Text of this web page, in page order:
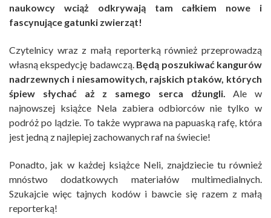
naukowcy wciąż odkrywają tam całkiem nowe i
fascynujące gatunki zwierząt!
Czytelnicy wraz z małą reporterką również przeprowadzą
własną ekspedycję badawczą. Będą poszukiwać kangurów
nadrzewnych i niesamowitych, rajskich ptaków, których
śpiew słychać aż z samego serca dżungli. Ale w
najnowszej książce Nela zabiera odbiorców nie tylko w
podróż po lądzie. To także wyprawa na papuaską rafę, która
jest jedną z najlepiej zachowanych raf na świecie!
Ponadto, jak w każdej książce Neli, znajdziecie tu również
mnóstwo dodatkowych materiałów multimedialnych.
Szukajcie więc tajnych kodów i bawcie się razem z małą
reporterką!